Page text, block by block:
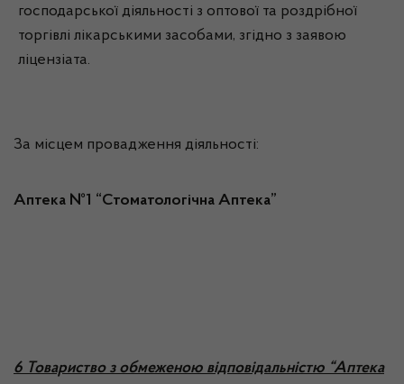
господарської діяльності з оптової та роздрібної
торгівлі лікарськими засобами, згідно з заявою
ліцензіата.
За місцем провадження діяльності:
Аптека №1 “Стоматологічна Аптека”
6 Товариство з обмеженою відповідальністю “Аптека